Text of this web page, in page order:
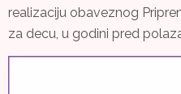
realizaciju obaveznog
za decu, u godini pred